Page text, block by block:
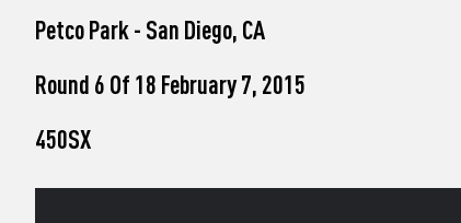
screen
Press
Petco Park - San Diego, CA
Round 6 Of 18 February 7, 2015
450SX